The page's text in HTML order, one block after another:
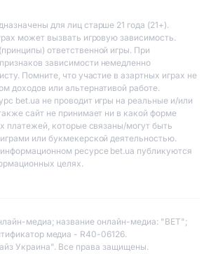
для лиц старше 21 года (21+).
может вызвать игровую зависимость.
ответственной игры. При
зависимости немедленно
Помните, что участие в азартных играх не
доходов или альтернативой работе.
bet.ua не проводит игры на реальные и/или
сайт не принимает ни в какой форме
платежей, которые связаны/могут быть
или букмекерской деятельностью.
ресурсе bet.ua публикуются
целях.
медиа; название онлайн-медиа: "BET";
медиа - R40-06126.
Украина". Все права защищены.